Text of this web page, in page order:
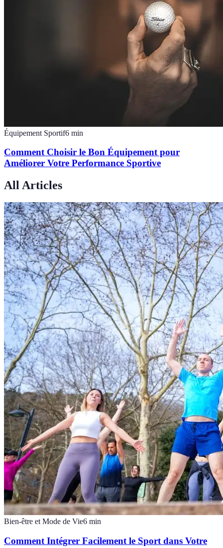
Équipement Sportif6 min
Comment Choisir le Bon Équipement pour
Améliorer Votre Performance Sportive
All Articles
Bien-être et Mode de Vie6 min
Comment Intégrer Facilement le Sport dans Votre